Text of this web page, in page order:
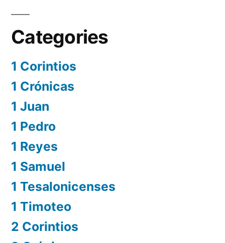
Categories
1 Corintios
1 Crónicas
1 Juan
1 Pedro
1 Reyes
1 Samuel
1 Tesalonicenses
1 Timoteo
2 Corintios